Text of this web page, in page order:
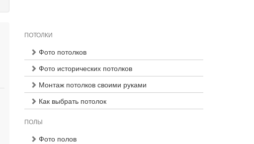
ПОТОЛКИ
Фото потолков
Фото исторических потолков
Монтаж потолков своими руками
Как выбрать потолок
ПОЛЫ
Фото полов